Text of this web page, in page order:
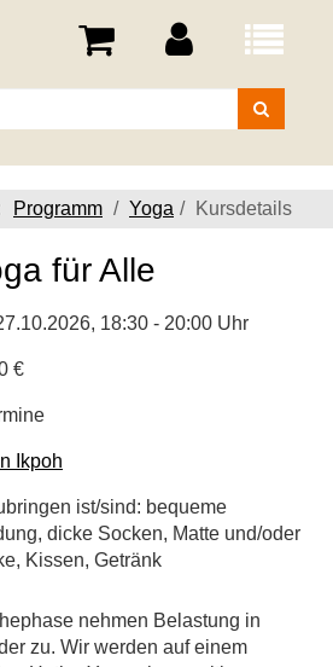
Menü
Kurse
suchen
Programm Yoga Kursdetails
für Alle
18:30 - 20:00 Uhr
€
Ikpoh
ist/sind: bequeme
dicke Socken, Matte und/oder
Kissen, Getränk
nehmen Belastung in
zu. Wir werden auf einem